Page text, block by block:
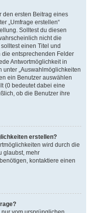
den ersten Beitrag eines
„Umfrage erstellen“
Solltest du diesen
nicht die
einen Titel und
entsprechenden Felder
Antwortmöglichkeit in
unter „Auswahlmöglichkeiten
ein Benutzer auswählen
(0 bedeutet dabei eine
ob die Benutzer ihre
erstellen?
wird durch die
glaubst, mehr
kontaktiere einen